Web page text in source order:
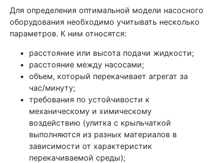
Для определения оптимальной модели насосного
оборудования необходимо учитывать несколько
параметров. К ним относятся:
расстояние или высота подачи жидкости;
расстояние между насосами;
объем, который перекачивает агрегат за
час/минуту;
требования по устойчивости к
механическому и химическому
воздействию (улитка с крыльчаткой
выполняются из разных материалов в
зависимости от характеристик
перекачиваемой среды);